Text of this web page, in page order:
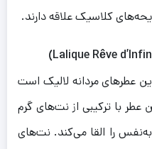
کلاسیک علاقه دارند.
عطرهای مردانه لالیک است
عطر با ترکیبی از نت‌های گرم
را القا می‌کند. نت‌های